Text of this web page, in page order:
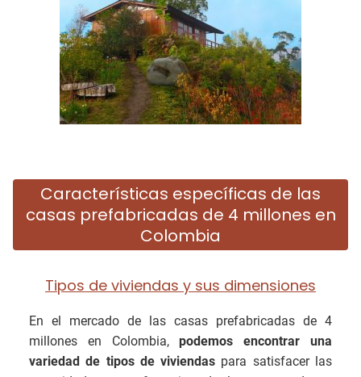
Características específicas de las
casas prefabricadas de 4 millones en
Colombia
Tipos de viviendas y sus dimensiones
En el mercado de las casas prefabricadas de 4
millones en Colombia,podemos encontrar una
variedad de tipos de viviendas para satisfacer las